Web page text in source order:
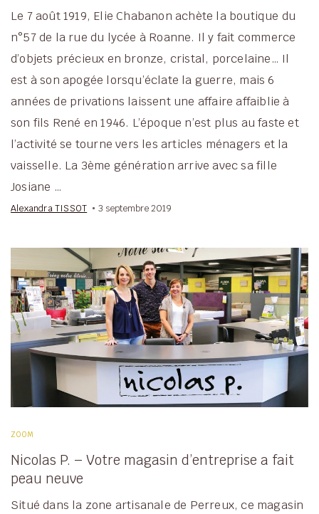
Le 7 août 1919, Elie Chabanon achète la boutique du
n°57 de la rue du lycée à Roanne. Il y fait commerce
d’objets précieux en bronze, cristal, porcelaine… Il
est à son apogée lorsqu’éclate la guerre, mais 6
années de privations laissent une affaire affaiblie à
son fils René en 1946. L’époque n’est plus au faste et
l’activité se tourne vers les articles ménagers et la
vaisselle. La 3ème génération arrive avec sa fille
Josiane …
Alexandra TISSOT 3 septembre 2019
ZOOM
Nicolas P. – Votre magasin d’entreprise a fait
peau neuve
Situé dans la zone artisanale de Perreux, ce magasin